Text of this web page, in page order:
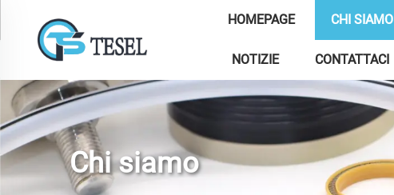
HOMEPAGE CHI SIAMO
NOTIZIE CONTATTACI
Chi siamo